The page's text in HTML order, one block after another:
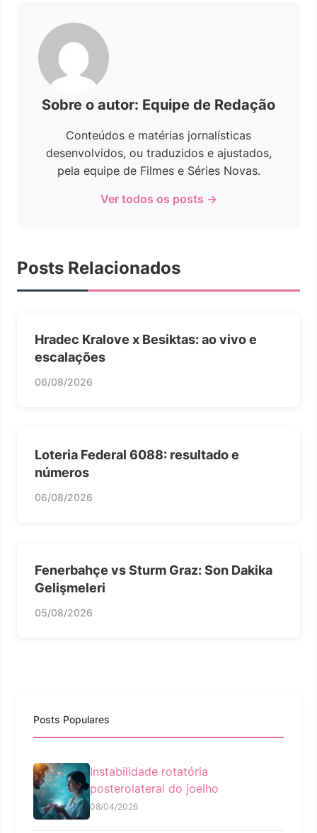
Sobre o autor: Equipe de Redação
Conteúdos e matérias jornalísticas
desenvolvidos, ou traduzidos e ajustados,
pela equipe de Filmes e Séries Novas.
Ver todos os posts →
Posts Relacionados
Hradec Kralove x Besiktas: ao vivo e
escalações
06/08/2026
Loteria Federal 6088: resultado e
números
06/08/2026
Fenerbahçe vs Sturm Graz: Son Dakika
Gelişmeleri
05/08/2026
Posts Populares
Instabilidade rotatória
posterolateral do joelho
08/04/2026